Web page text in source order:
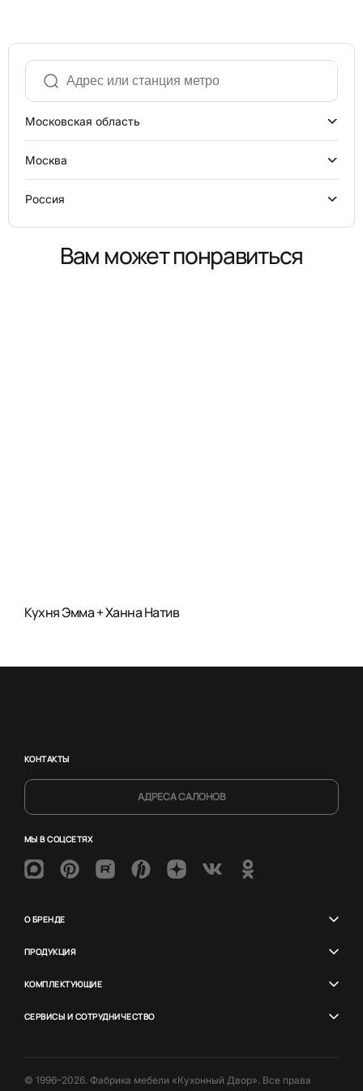
Московская область
Москва
Россия
Вам может понравиться
Кухня Эмма + Ханна Натив
КОНТАКТЫ
АДРЕСА САЛОНОВ
МЫ В СОЦСЕТЯХ
О БРЕНДЕ
ПРОДУКЦИЯ
КОМПЛЕКТУЮЩИЕ
СЕРВИСЫ И СОТРУДНИЧЕСТВО
© 1996–2026. Фабрика мебели «Кухонный Двор». Все права